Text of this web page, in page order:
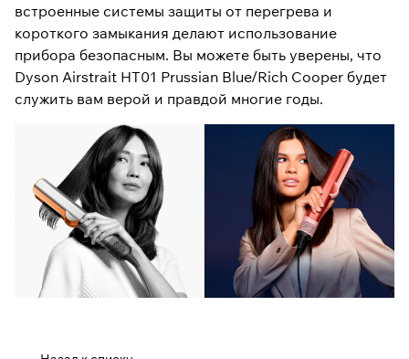
встроенные системы защиты от перегрева и
короткого замыкания делают использование
прибора безопасным. Вы можете быть уверены, что
Dyson Airstrait HT01 Prussian Blue/Rich Cooper будет
служить вам верой и правдой многие годы.